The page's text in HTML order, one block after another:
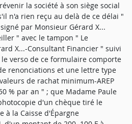
la société à son siège social
n'a rien reçu au delà de ce délai "
par Monsieur Gérard X...
" avec le tampon " Le
X...-Consultant Financier " suivi
verso de ce formulaire comporte
renonciations et une lettre type
de rachat minimum-AREP
% par an " ; que Madame Paule
d'un chèque tiré le
à la Caisse d'Épargne